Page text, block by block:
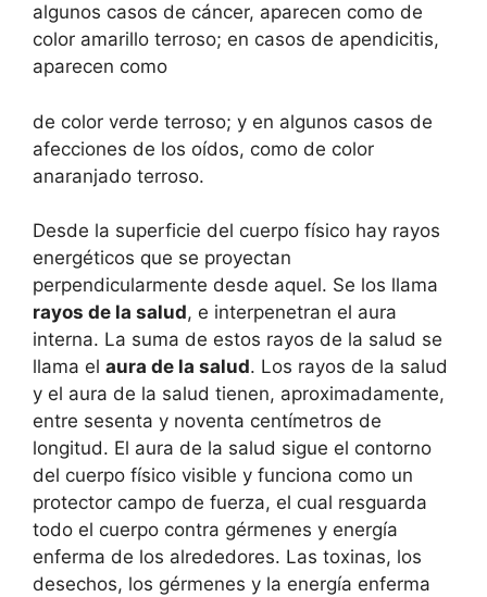
algunos casos de cáncer, aparecen como de
color amarillo terroso; en casos de apendicitis,
aparecen como
de color verde terroso; y en algunos casos de
afecciones de los oídos, como de color
anaranjado terroso.
Desde la superficie del cuerpo físico hay rayos
energéticos que se proyectan
perpendicularmente desde aquel. Se los llama
rayos de la salud, e interpenetran el aura
interna. La suma de estos rayos de la salud se
llama el aura de la salud. Los rayos de la salud
y el aura de la salud tienen, aproximadamente,
entre sesenta y noventa centímetros de
longitud. El aura de la salud sigue el contorno
del cuerpo físico visible y funciona como un
protector campo de fuerza, el cual resguarda
todo el cuerpo contra gérmenes y energía
enferma de los alrededores. Las toxinas, los
desechos, los gérmenes y la energía enferma